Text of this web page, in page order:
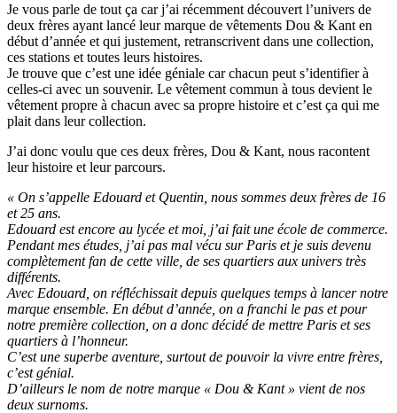
Je vous parle de tout ça car j’ai récemment découvert l’univers de
deux frères ayant lancé leur marque de vêtements Dou & Kant en
début d’année et qui justement, retranscrivent dans une collection,
ces stations et toutes leurs histoires.
Je trouve que c’est une idée géniale car chacun peut s’identifier à
celles-ci avec un souvenir. Le vêtement commun à tous devient le
vêtement propre à chacun avec sa propre histoire et c’est ça qui me
plait dans leur collection.
J’ai donc voulu que ces deux frères, Dou & Kant, nous racontent
leur histoire et leur parcours.
« On s’appelle Edouard et Quentin, nous sommes deux frères de 16
et 25 ans.
Edouard est encore au lycée et moi, j’ai fait une école de commerce.
Pendant mes études, j’ai pas mal vécu sur Paris et je suis devenu
complètement fan de cette ville, de ses quartiers aux univers très
différents.
Avec Edouard, on réfléchissait depuis quelques temps à lancer notre
marque ensemble. En début d’année, on a franchi le pas et pour
notre première collection, on a donc décidé de mettre Paris et ses
quartiers à l’honneur.
C’est une superbe aventure, surtout de pouvoir la vivre entre frères,
c’est génial.
D’ailleurs le nom de notre marque « Dou & Kant » vient de nos
deux surnoms.